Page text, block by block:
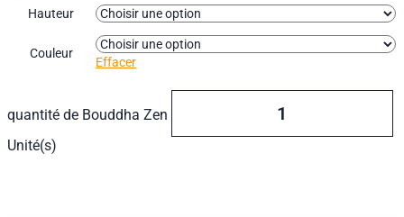
Hauteur
Couleur
Effacer
quantité de Bouddha Zen
Unité(s)